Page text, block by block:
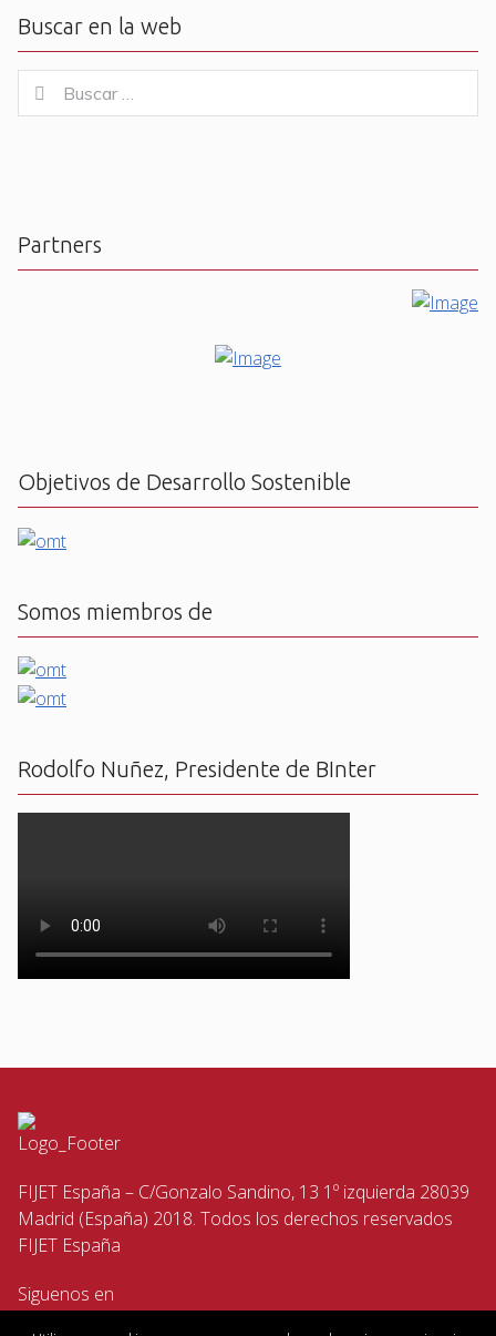
Buscar en la web
for:
Buscar
Partners
Objetivos de Desarrollo Sostenible
Somos miembros de
Rodolfo Nuñez, Presidente de BInter
FIJET España – C/Gonzalo Sandino, 13 1º izquierda 28039
Madrid (España) 2018. Todos los derechos reservados
FIJET España
Siguenos en